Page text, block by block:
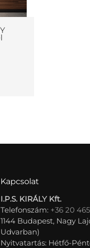
Kapcsolat
I.P.S. KIRÁLY Kft.
Telefonszám: +36 20
1144 Budapest, Nagy
Udvarban)
Nyitvatartás: Hétfő-